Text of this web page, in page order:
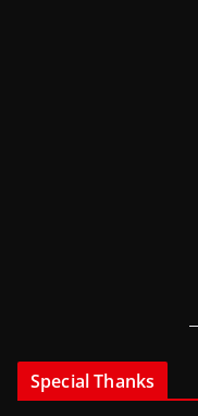
Special Thanks